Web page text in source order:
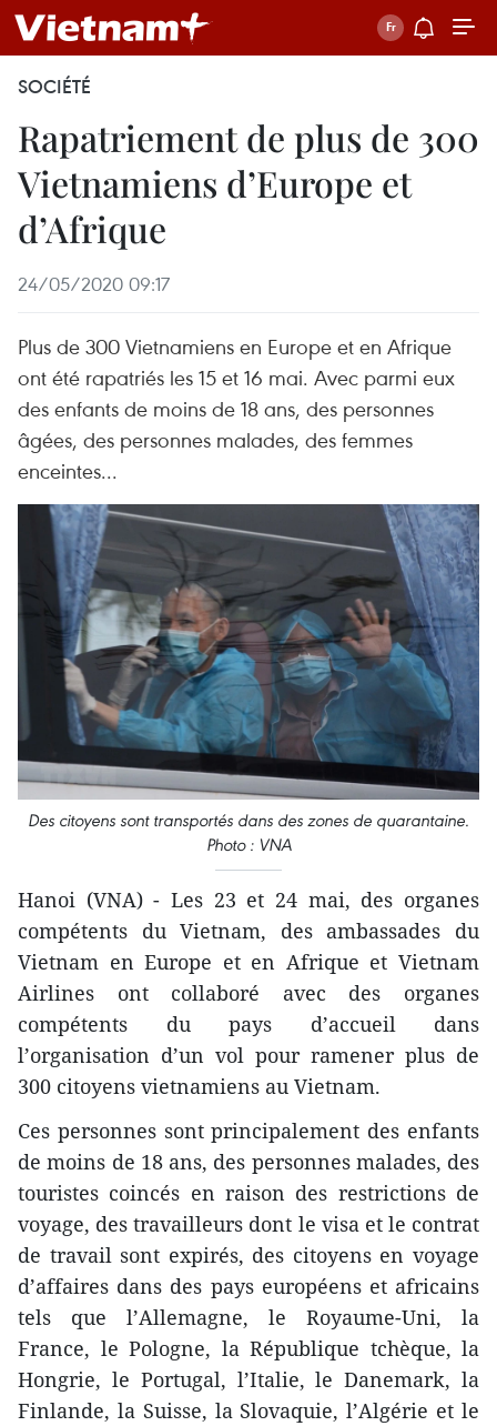
SOCIÉTÉ
Rapatriement de plus de 300
Vietnamiens d’Europe et
d’Afrique
24/05/2020 09:17
Plus de 300 Vietnamiens en Europe et en Afrique
ont été rapatriés les 15 et 16 mai. Avec parmi eux
des enfants de moins de 18 ans, des personnes
âgées, des personnes malades, des femmes
enceintes...
Des citoyens sont transportés dans des zones de quarantaine.
Photo : VNA
Hanoi (VNA) - Les 23 et 24 mai, des organes
compétents du Vietnam, des ambassades du
Vietnam en Europe et en Afrique et Vietnam
Airlines ont collaboré avec des organes
compétents du pays d’accueil dans
l’organisation d’un vol pour ramener plus de
300 citoyens vietnamiens au Vietnam.
Ces personnes sont principalement des enfants
de moins de 18 ans, des personnes malades, des
touristes coincés en raison des restrictions de
voyage, des travailleurs dont le visa et le contrat
de travail sont expirés, des citoyens en voyage
d’affaires dans des pays européens et africains
tels que l’Allemagne, le Royaume-Uni, la
France, le Pologne, la République tchèque, la
Hongrie, le Portugal, l’Italie, le Danemark, la
Finlande, la Suisse, la Slovaquie, l’Algérie et le